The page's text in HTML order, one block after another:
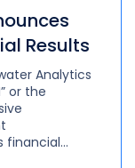
Results
Analytics
or the
financial